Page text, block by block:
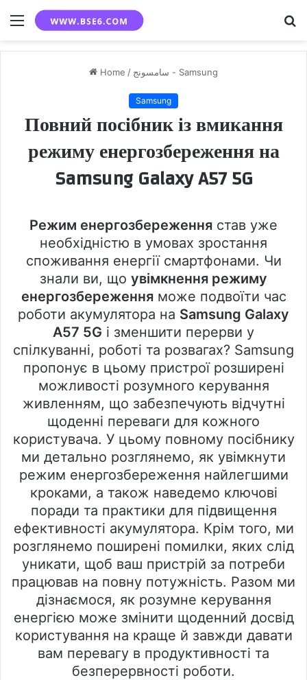
Menu
Home / سامسونج - Samsung
Samsung
Повний посібник із вмикання
режиму енергозбереження на
Samsung Galaxy A57 5G
Режим енергозбереження став уже
необхідністю в умовах зростання
споживання енергії смартфонами. Чи
знали ви, що увімкнення режиму
енергозбереженняможе подвоїти час
роботи акумулятора на Samsung Galaxy
A57 5G і зменшити перерви у
спілкуванні, роботі та розвагах? Samsung
пропонує в цьому пристрої розширені
можливості розумного керування
живленням, що забезпечують відчутні
щоденні переваги для кожного
користувача. У цьому повному посібнику
ми детально розглянемо, як увімкнути
режим енергозбереження найлегшими
кроками, а також наведемо ключові
поради та практики для підвищення
ефективності акумулятора. Крім того, ми
розглянемо поширені помилки, яких слід
уникати, щоб ваш пристрій за потреби
працював на повну потужність. Разом ми
дізнаємося, як розумне керування
енергією може змінити щоденний досвід
користування на краще й завжди давати
вам перевагу в продуктивності та
безперервності роботи.